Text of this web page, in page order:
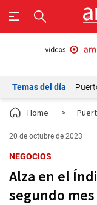
Temas del día
Home >
20 de octubre de 2023
NEGOCIOS
Alza en el
segundo mes